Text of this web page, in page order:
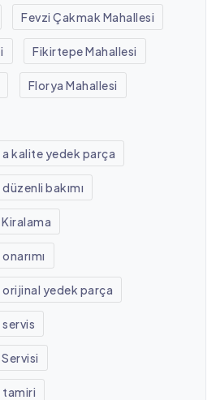
Fevzi Çakmak Mahallesi
Fikirtepe Mahallesi
Florya Mahallesi
kalite yedek parça
bakımı
yedek parça